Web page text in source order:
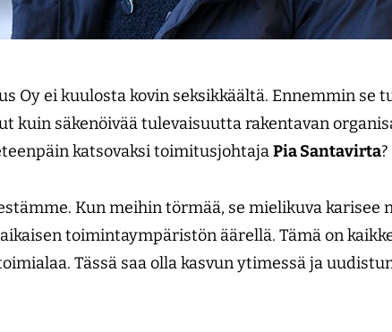
Oy ei kuulosta kovin seksikkäältä. Ennemmin se
kuin säkenöivää tulevaisuutta rakentavan
katsovaksi toimitusjohtajaPia Santavirta?
Kun meihin törmää, se mielikuva karisee
toimintaympäristön äärellä. Tämä on
Tässä saa olla kasvun ytimessä ja